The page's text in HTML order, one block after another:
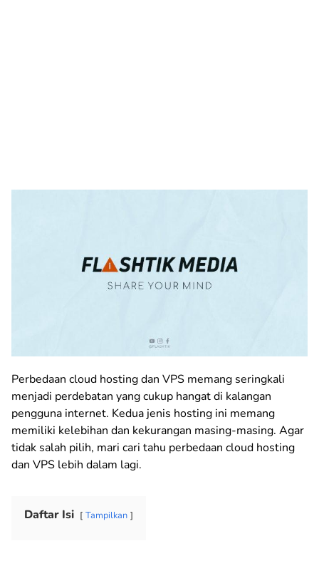
Perbedaan cloud hosting dan VPS memang seringkali
menjadi perdebatan yang cukup hangat di kalangan
pengguna internet. Kedua jenis hosting ini memang
memiliki kelebihan dan kekurangan masing-masing. Agar
tidak salah pilih, mari cari tahu perbedaan cloud hosting
dan VPS lebih dalam lagi.
Daftar Isi Tampilkan